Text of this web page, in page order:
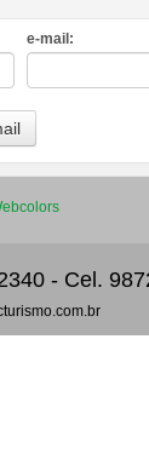
e-mail:
- Cel.